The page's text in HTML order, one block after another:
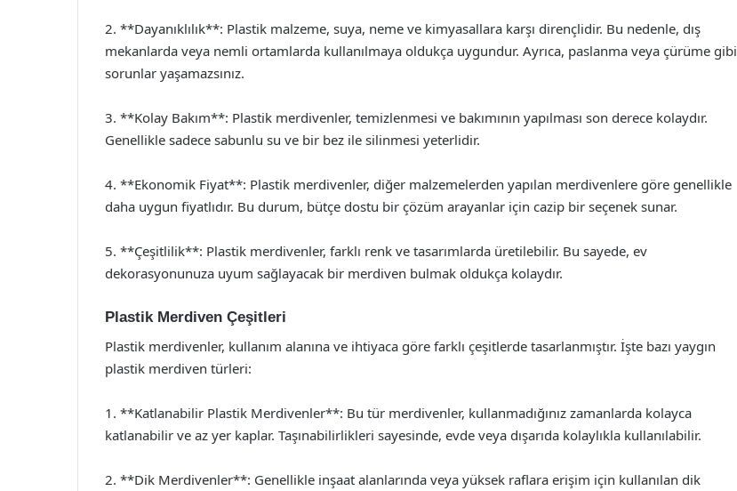
2. **Dayanıklılık**: Plastik malzeme, suya, neme ve kimyasallara karşı dirençlidir. Bu nedenle, dış
mekanlarda veya nemli ortamlarda kullanılmaya oldukça uygundur. Ayrıca, paslanma veya çürüme gibi
sorunlar yaşamazsınız.
3. **Kolay Bakım**: Plastik merdivenler, temizlenmesi ve bakımının yapılması son derece kolaydır.
Genellikle sadece sabunlu su ve bir bez ile silinmesi yeterlidir.
4. **Ekonomik Fiyat**: Plastik merdivenler, diğer malzemelerden yapılan merdivenlere göre genellikle
daha uygun fiyatlıdır. Bu durum, bütçe dostu bir çözüm arayanlar için cazip bir seçenek sunar.
5. **Çeşitlilik**: Plastik merdivenler, farklı renk ve tasarımlarda üretilebilir. Bu sayede, ev
dekorasyonunuza uyum sağlayacak bir merdiven bulmak oldukça kolaydır.
Plastik Merdiven Çeşitleri
Plastik merdivenler, kullanım alanına ve ihtiyaca göre farklı çeşitlerde tasarlanmıştır. İşte bazı yaygın
plastik merdiven türleri:
1. **Katlanabilir Plastik Merdivenler**: Bu tür merdivenler, kullanmadığınız zamanlarda kolayca
katlanabilir ve az yer kaplar. Taşınabilirlikleri sayesinde, evde veya dışarıda kolaylıkla kullanılabilir.
2. **Dik Merdivenler**: Genellikle inşaat alanlarında veya yüksek raflara erişim için kullanılan dik